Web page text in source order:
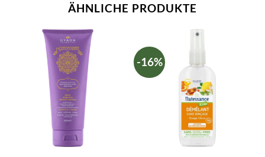
ÄHNLICHE PRODUKTE
-16%